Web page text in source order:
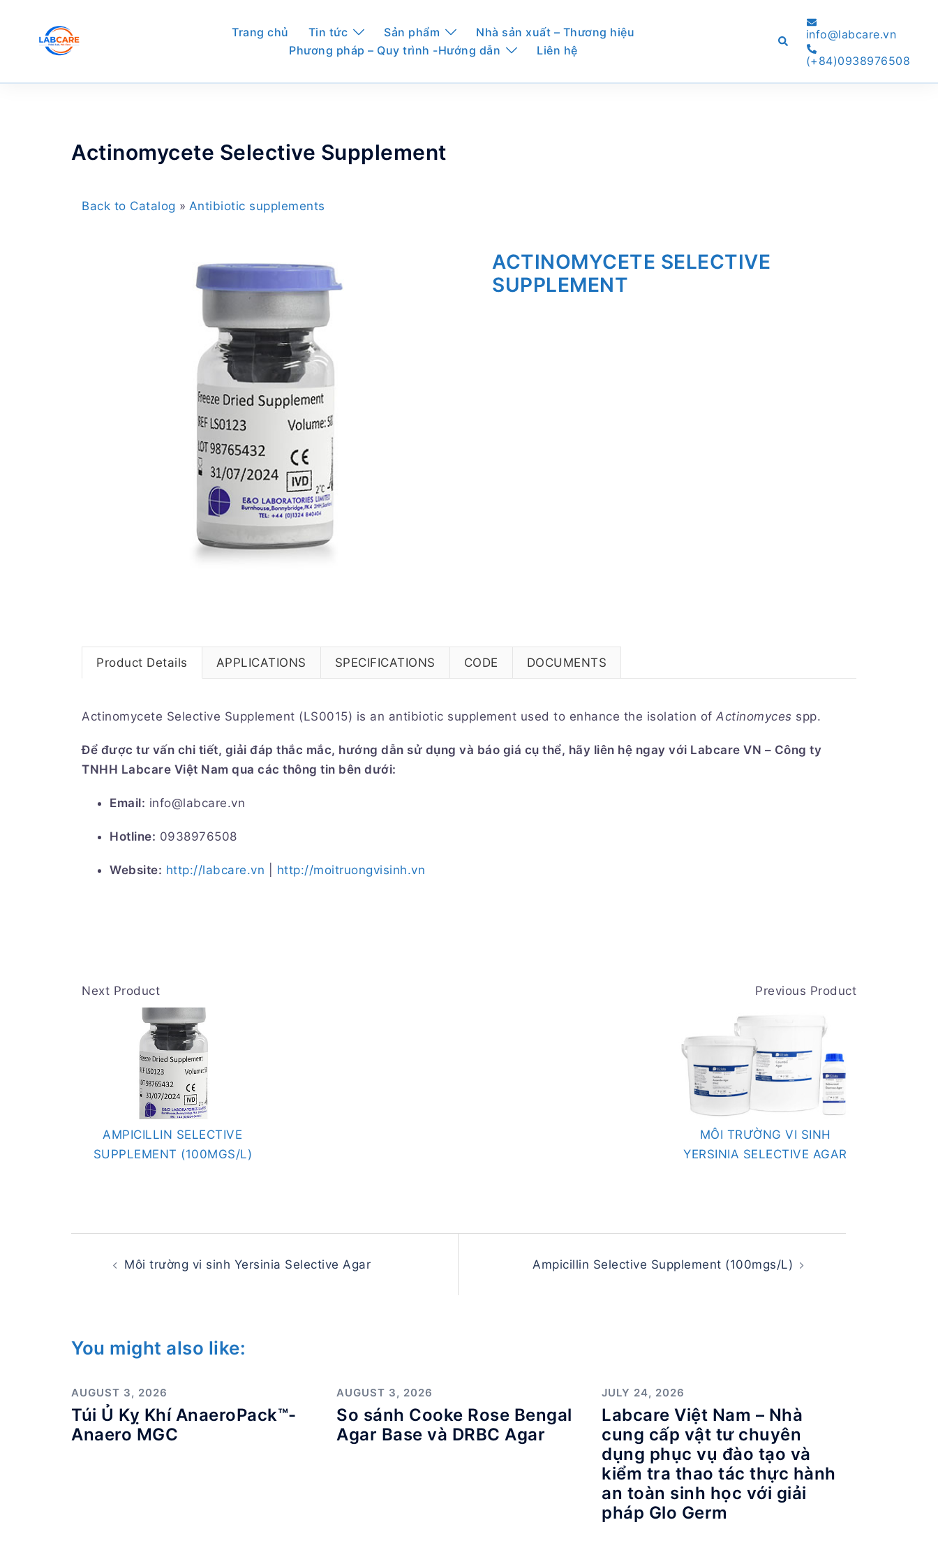
content
Trang chủ Tin tức Sản phẩm
Nhà sản xuất – Thương hiệu
Phương pháp – Quy trình -Hướng dẫn
Liên hệ
Searchinfo@labcare.vn
(+84)0938976508
Actinomycete Selective Supplement
Back to Catalog Antibiotic supplements
ACTINOMYCETE SELECTIVE
SUPPLEMENT
Product Details APPLICATIONS SPECIFICATIONS CODE DOCUMENTS
Actinomycete Selective Supplement (LS0015) is an antibiotic supplement used to enhance the isolation of Actinomyces spp.
Để được tư vấn chi tiết, giải đáp thắc mắc, hướng dẫn sử dụng và báo giá cụ thể, hãy liên hệ ngay với Labcare VN – Công ty
TNHH Labcare Việt Nam qua các thông tin bên dưới:
Email: info@labcare.vn
Hotline: 0938976508
Website: http://labcare.vn http://moitruongvisinh.vn
Next Product
AMPICILLIN SELECTIVE
SUPPLEMENT (100MGS/L)
Previous Product
MÔI TRƯỜNG VI SINH
YERSINIA SELECTIVE AGAR
navigation
Môi trường vi sinh Yersinia Selective Agar Ampicillin Selective Supplement (100mgs/L)
You might also like:
AUGUST 3, 2026
Túi Ủ Kỵ Khí AnaeroPack™-
Anaero MGC
AUGUST 3, 2026
So sánh Cooke Rose Bengal
Agar Base và DRBC Agar
JULY 24, 2026
Labcare Việt Nam – Nhà
cung cấp vật tư chuyên
dụng phục vụ đào tạo và
kiểm tra thao tác thực hành
an toàn sinh học với giải
pháp Glo Germ